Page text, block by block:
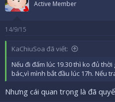
i
o
s
Active Member
14/9/15
KaChiuSoa đã viết:
Nếu đi đấm lúc 19.30 thì ko đủ
bác,vì mình bắt đầu lúc 17h. Nếu
Nhưng cái quan trọng là đã